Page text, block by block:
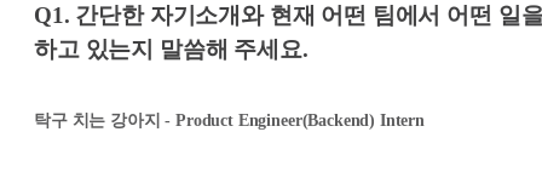
Q1. 간단한 자기소개와 현재 어떤 팀에서 어떤 일
하고 있는지 말씀해 주세요.
탁구 치는 강아지 - Product Engineer(Backend) Intern